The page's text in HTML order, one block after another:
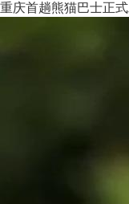
重庆首趟熊猫巴士正